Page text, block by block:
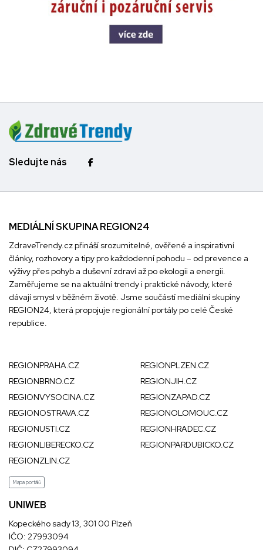
Sledujte nás
MEDIÁLNÍ SKUPINA REGION24
ZdraveTrendy.cz přináší srozumitelné, ověřené a inspirativní
články, rozhovory a tipy pro každodenní pohodu – od prevence a
výživy přes pohyb a duševní zdraví až po ekologii a energii.
Zaměřujeme se na aktuální trendy i praktické návody, které
dávají smysl v běžném životě. Jsme součástí mediální skupiny
REGION24 , která propojuje regionální portály po celé České
republice.
REGIONPRAHA.CZ
REGIONPLZEN.CZ
REGIONBRNO.CZ
REGIONJIH.CZ
REGIONVYSOCINA.CZ
REGIONZAPAD.CZ
REGIONOSTRAVA.CZ
REGIONOLOMOUC.CZ
REGIONUSTI.CZ
REGIONHRADEC.CZ
REGIONLIBERECKO.CZ
REGIONPARDUBICKO.CZ
REGIONZLIN.CZ
Mapa portálů
UNIWEB
Kopeckého sady 13, 301 00 Plzeň
IČO: 27993094